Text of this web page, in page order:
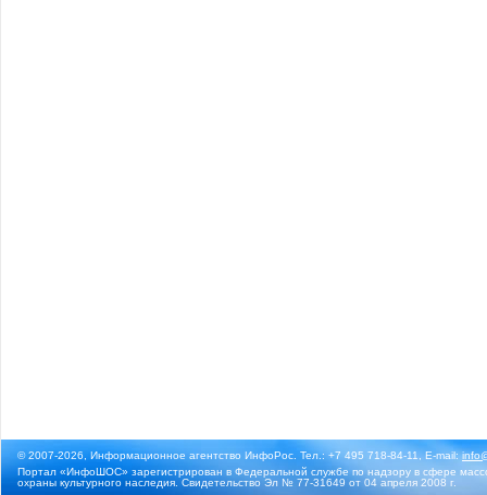
© 2007-2026, Информационное агентство ИнфоРос. Тел.: +7 495 718-84-11, E-mail:
Портал «ИнфоШОС» зарегистрирован в Федеральной службе по надзору в сфере
охраны культурного наследия. Свидетельство Эл № 77-31649 от 04 апреля 2008 г.